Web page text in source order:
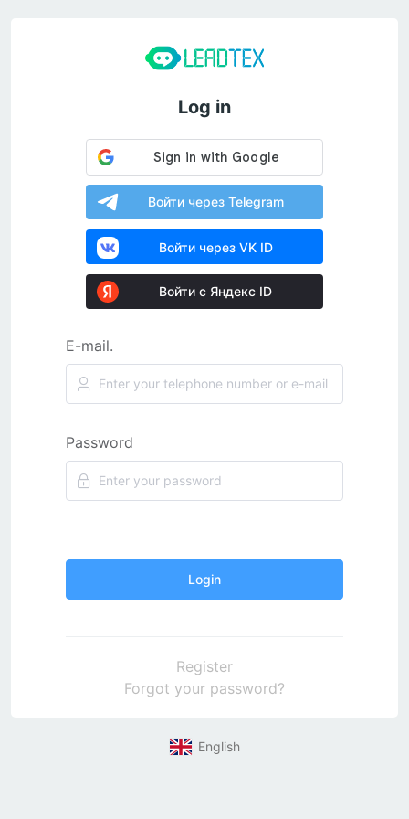
Log in
Войти через Telegram
Войти через VK ID
Войти с Яндекс ID
E-mail.
Password
Login
Register
Forgot your password?
English